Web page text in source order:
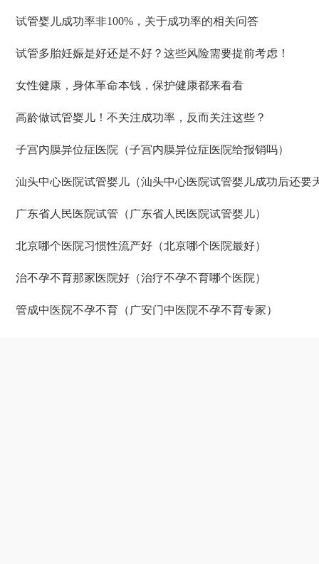
试管婴儿成功率非100%，关于成功率的相关问答
试管多胎妊娠是好还是不好？这些风险需要提前考虑！
女性健康，身体革命本钱，保护健康都来看看
高龄做试管婴儿！不关注成功率，反而关注这些？
子宫内膜异位症医院（子宫内膜异位症医院给报销吗）
汕头中心医院试管婴儿（汕头中心医院试管婴儿成功后还要
广东省人民医院试管（广东省人民医院试管婴儿）
北京哪个医院习惯性流产好（北京哪个医院最好）
治不孕不育那家医院好（治疗不孕不育哪个医院）
管成中医院不孕不育（广安门中医院不孕不育专家）